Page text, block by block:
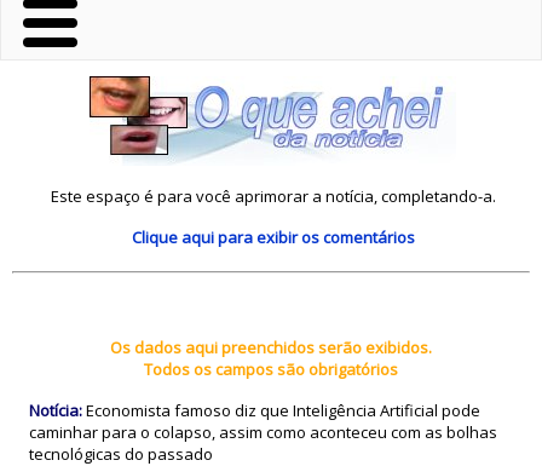
Este espaço é para você aprimorar a notícia, completando-a.
Clique aquipara exibir os comentários
Os dados aqui preenchidos serão exibidos.
Todos os campos são obrigatórios
Notícia:Economista famoso diz que Inteligência Artificial pode
caminhar para o colapso, assim como aconteceu com as bolhas
tecnológicas do passado